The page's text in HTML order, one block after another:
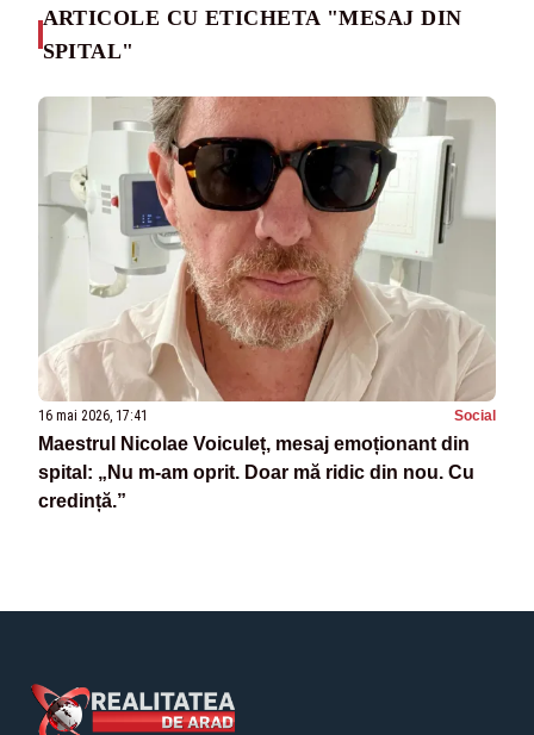
ARTICOLE CU ETICHETA "MESAJ DIN
SPITAL"
16 mai 2026, 17:41 Social
Maestrul Nicolae Voiculeț, mesaj emoționant din
spital: „Nu m-am oprit. Doar mă ridic din nou. Cu
credință.”